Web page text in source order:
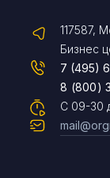
117587,
Бизнес
С 09-30
7 (495)
8 (800)